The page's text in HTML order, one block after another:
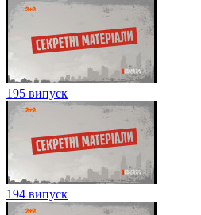
195 випуск
194 випуск